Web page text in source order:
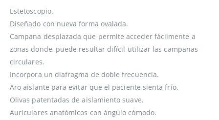
Estetoscopio.
Diseñado con nueva forma ovalada.
Campana desplazada que permite acceder fácilmente a
zonas donde, puede resultar difícil utilizar las campanas
circulares.
Incorpora un diafragma de doble frecuencia.
Aro aislante para evitar que el paciente sienta frío.
Olivas patentadas de aislamiento suave.
Auriculares anatómicos con ángulo cómodo.